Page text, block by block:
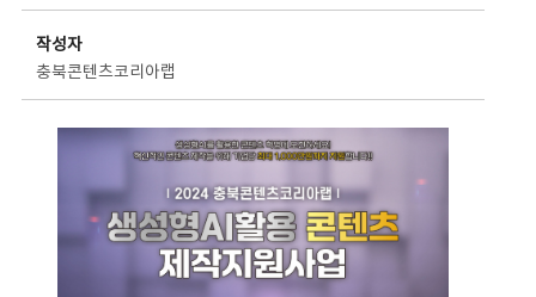
작성자
충북콘텐츠코리아랩